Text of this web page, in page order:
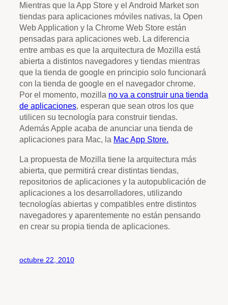
Mientras que la App Store y el Android Market son
tiendas para aplicaciones móviles nativas, la Open
Web Application y la Chrome Web Store están
pensadas para aplicaciones web. La diferencia
entre ambas es que la arquitectura de Mozilla está
abierta a distintos navegadores y tiendas mientras
que la tienda de google en principio solo funcionará
con la tienda de google en el navegador chrome.
Por el momento, mozilla no va a construir una tienda
de aplicaciones, esperan que sean otros los que
utilicen su tecnología para construir tiendas.
Además Apple acaba de anunciar una tienda de
aplicaciones para Mac, la Mac App Store.
La propuesta de Mozilla tiene la arquitectura más
abierta, que permitirá crear distintas tiendas,
repositorios de aplicaciones y la autopublicación de
aplicaciones a los desarrolladores, utilizando
tecnologías abiertas y compatibles entre distintos
navegadores y aparentemente no están pensando
en crear su propia tienda de aplicaciones.
octubre 22, 2010